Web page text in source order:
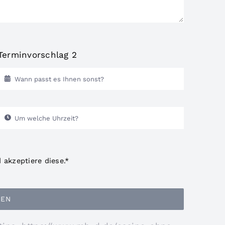
2
akzeptiere diese.*